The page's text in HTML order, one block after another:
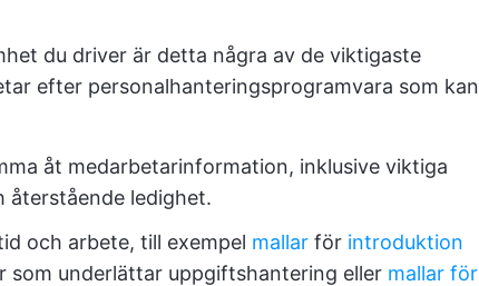
du driver är detta några av de viktigaste
efter personalhanteringsprogramvara som kan
åt medarbetarinformation, inklusive viktiga
återstående ledighet.
och arbete, till exempel mallar för introduktion
som underlättar uppgiftshantering eller mallar för